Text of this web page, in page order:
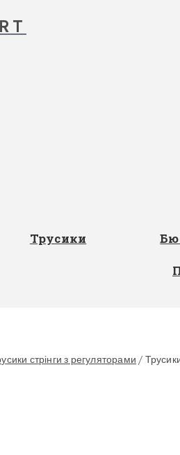
Трусики
стрінги з регуляторами /